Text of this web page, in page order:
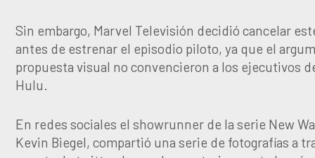
Sin embargo, Marvel Televisión decidió cancelar
antes de estrenar el episodio piloto, ya que el
propuesta visual no convencieron a los ejecutivos
Hulu.
En redes sociales el showrunner de la serie New
Kevin Biegel, compartió una serie de fotografías a